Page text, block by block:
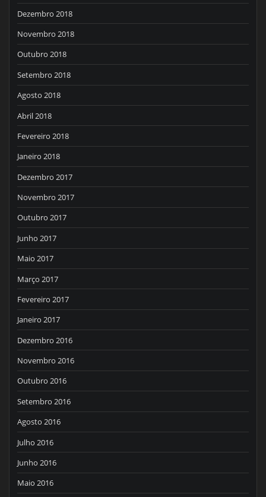
Dezembro 2018
Novembro 2018
Outubro 2018
Setembro 2018
Agosto 2018
Abril 2018
Fevereiro 2018
Janeiro 2018
Dezembro 2017
Novembro 2017
Outubro 2017
Junho 2017
Maio 2017
Março 2017
Fevereiro 2017
Janeiro 2017
Dezembro 2016
Novembro 2016
Outubro 2016
Setembro 2016
Agosto 2016
Julho 2016
Junho 2016
Maio 2016